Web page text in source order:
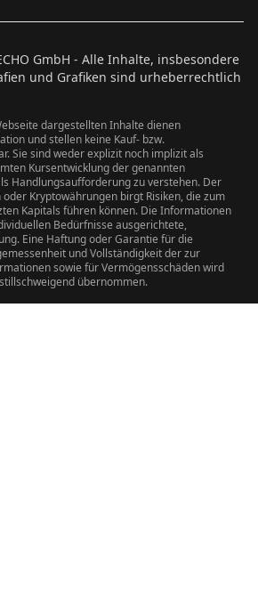
GmbH - Alle Inhalte, insbesondere
und Grafiken sind urheberrechtlich
dargestellten Inhalte dienen
und stellen keine Kauf- bzw.
Sie sind weder explizit noch implizit als
Kursentwicklung der genannten
Handlungsaufforderung zu verstehen. Der
Kryptowährungen birgt Risiken, die zum
Kapitals führen können. Die Informationen
Bedürfnisse ausgerichtete,
Eine Haftung oder Garantie für die
und Vollständigkeit der zur
sowie für Vermögensschäden wird
übernommen.